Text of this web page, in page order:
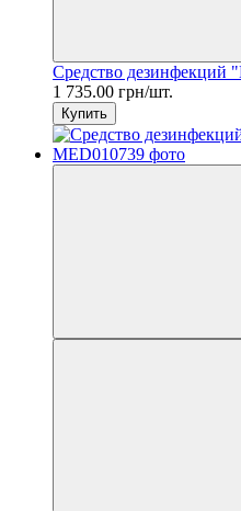
Средство дезинфекций
1 735.00 грн/шт.
Купить